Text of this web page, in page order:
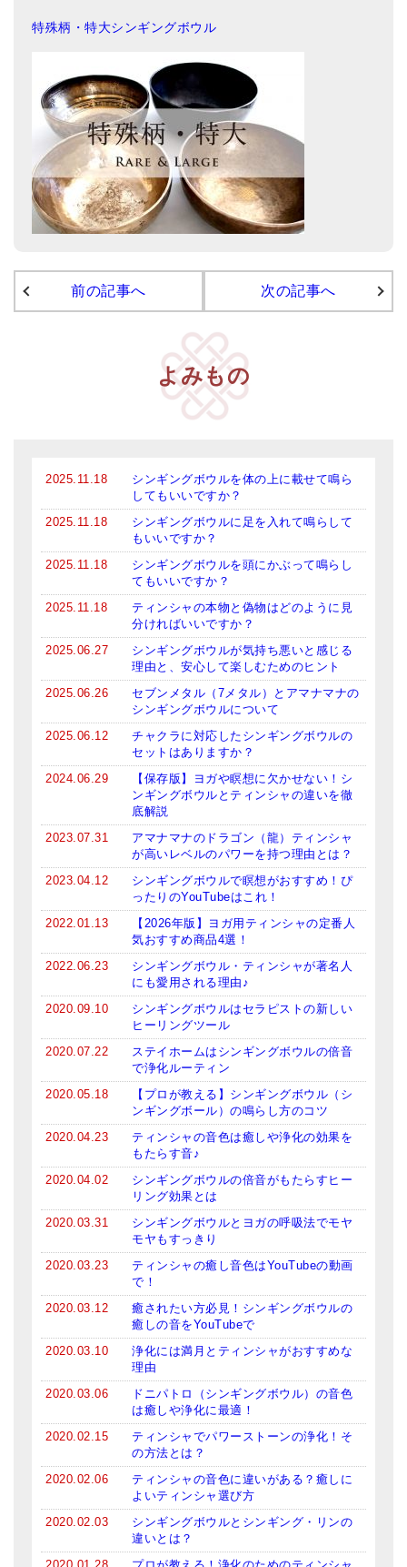
ギフトラッピング
初級講座
倍音呼吸法レッスン
中級講座
上級講座
アマナマナとは
特殊柄・特大シンギングボウル
前の記事へ 次の記事へ
よみもの
2025.11.18
シンギングボウルを体の上に載せて鳴ら
してもいいですか？
2025.11.18
シンギングボウルに足を入れて鳴らして
もいいですか？
2025.11.18
シンギングボウルを頭にかぶって鳴らし
てもいいですか？
2025.11.18
ティンシャの本物と偽物はどのように見
分ければいいですか？
2025.06.27
シンギングボウルが気持ち悪いと感じる
理由と、安心して楽しむためのヒント
2025.06.26
セブンメタル（7メタル）とアマナマナの
シンギングボウルについて
2025.06.12
チャクラに対応したシンギングボウルの
セットはありますか？
2024.06.29
【保存版】ヨガや瞑想に欠かせない！シ
ンギングボウルとティンシャの違いを徹
底解説
2023.07.31
アマナマナのドラゴン（龍）ティンシャ
が高いレベルのパワーを持つ理由とは？
2023.04.12
シンギングボウルで瞑想がおすすめ！ぴ
ったりのYouTubeはこれ！
2022.01.13
【2026年版】ヨガ用ティンシャの定番人
気おすすめ商品4選！
2022.06.23
シンギングボウル・ティンシャが著名人
にも愛用される理由♪
2020.09.10
シンギングボウルはセラピストの新しい
ヒーリングツール
2020.07.22
ステイホームはシンギングボウルの倍音
で浄化ルーティン
2020.05.18
【プロが教える】シンギングボウル（シ
ンギングボール）の鳴らし方のコツ
2020.04.23
ティンシャの音色は癒しや浄化の効果を
もたらす音♪
2020.04.02
シンギングボウルの倍音がもたらすヒー
リング効果とは
2020.03.31
シンギングボウルとヨガの呼吸法でモヤ
モヤもすっきり
2020.03.23
ティンシャの癒し音色はYouTubeの動画
で！
2020.03.12
癒されたい方必見！シンギングボウルの
癒しの音をYouTubeで
2020.03.10
浄化には満月とティンシャがおすすめな
理由
2020.03.06
ドニパトロ（シンギングボウル）の音色
は癒しや浄化に最適！
2020.02.15
ティンシャでパワーストーンの浄化！そ
の方法とは？
2020.02.06
ティンシャの音色に違いがある？癒しに
よいティンシャ選び方
2020.02.03
シンギングボウルとシンギング・リンの
違いとは？